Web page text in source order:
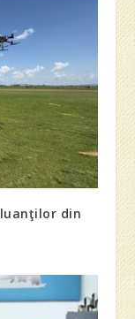
din